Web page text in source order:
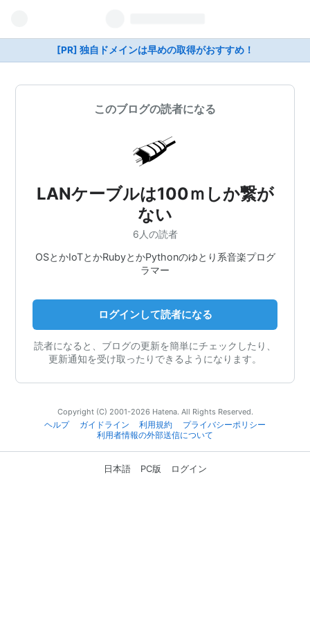
[PR] 独自ドメインは早めの取得がおすすめ！
このブログの読者になる
LANケーブルは100ｍしか繋が
ない
6人の読者
OSとかIoTとかRubyとかPythonのゆとり系音楽プログ
ラマー
ログインして読者になる
読者になると、ブログの更新を簡単にチェックしたり、
更新通知を受け取ったりできるようになります。
Copyright (C) 2001-2026 Hatena. All Rights Reserved.
ヘルプ
ガイドライン 利用規約
プライバシーポリシー
利用者情報の外部送信について
日本語 PC版 ログイン